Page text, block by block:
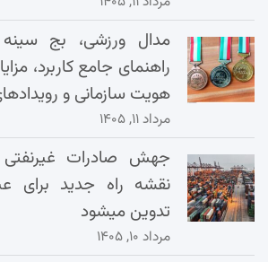
مدال ورزشی، بج
راهنمای جامع کاربرد،
هویت سازمانی و
مرداد ۱۱, ۱۴۰۵
جهش صادرات
نقشه راه جدید برای
تدوین میشود
مرداد ۱۰, ۱۴۰۵